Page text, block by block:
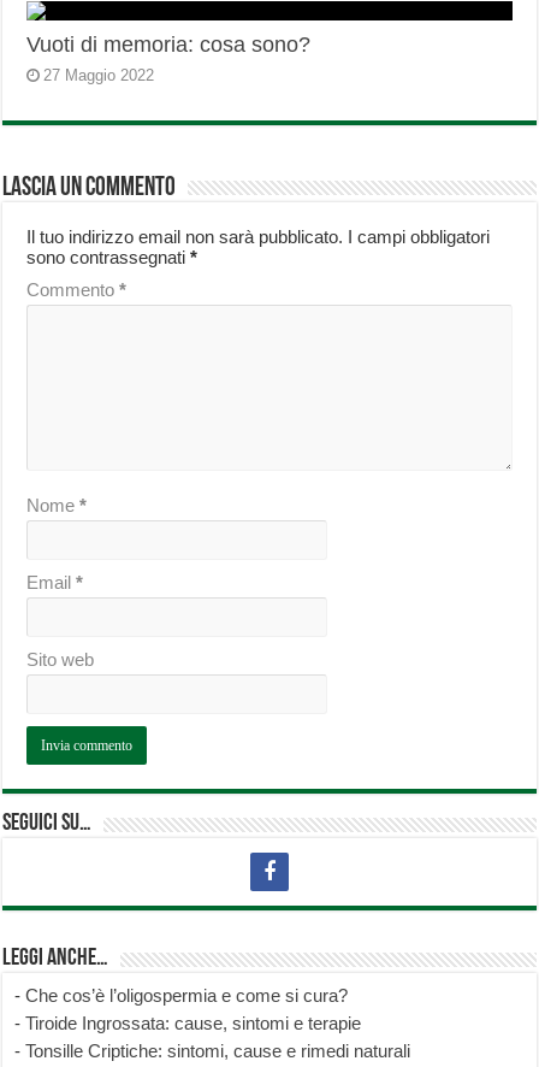
Vuoti di memoria: cosa sono?
27 Maggio 2022
Lascia un commento
Il tuo indirizzo email non sarà pubblicato. I campi obbligatori
sono contrassegnati*
Commento*
Nome*
Email*
Sito web
Seguici su…
Leggi anche…
-Che cos’è l’oligospermia e come si cura?
-Tiroide Ingrossata: cause, sintomi e terapie
-Tonsille Criptiche: sintomi, cause e rimedi naturali